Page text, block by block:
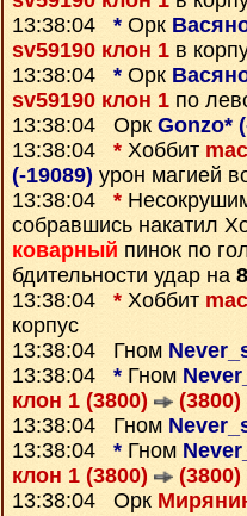
13:38:04 * Орк
sv59190 клон 1 в
13:38:04 * Орк
sv59190 клон 1 по
13:38:04 Орк Gonzo*
13:38:04 * Хоббит
(-19089) урон магией
13:38:04 *
собравшись накатил
коварный пинок по
бдительности удар на
13:38:04 * Хоббит
корпус
13:38:04 Гном
13:38:04 * Гном
клон 1 (3800)
(3800)
13:38:04 Гном
13:38:04 * Гном
клон 1 (3800)
(3800)
13:38:04 Орк